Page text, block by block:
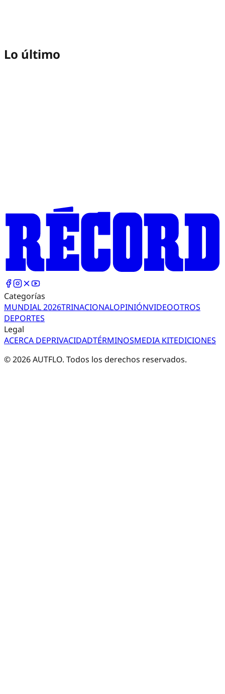
Lo último
Categorías
MUNDIAL 2026TRINACIONALOPINIÓNVIDEOOTROS
DEPORTES
Legal
ACERCA DEPRIVACIDADTÉRMINOSMEDIA KITEDICIONES
©2026AUTFLO. Todos los derechos reservados.